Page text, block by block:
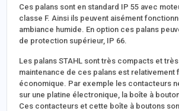
Ces palans sont en standard IP 55 avec
classe F. Ainsi ils peuvent aisément
ambiance humide. En option ces palans
de protection supérieur, IP 66.
Les palans STAHL sont très compacts et
maintenance de ces palans est relativement
économique. Par exemple les contacteurs
sur une platine électronique, la boîte à
Ces contacteurs et cette boîte à boutons